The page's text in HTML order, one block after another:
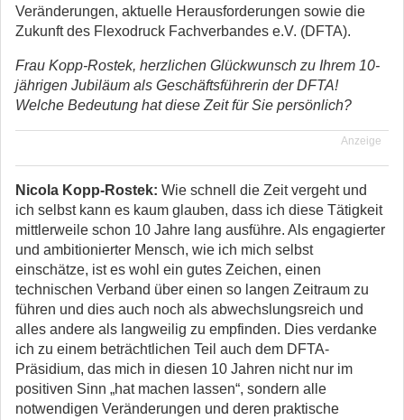
Veränderungen, aktuelle Herausforderungen sowie die
Zukunft des Flexodruck Fachverbandes e.V. (DFTA).
Frau Kopp-Rostek, herzlichen Glückwunsch zu Ihrem 10-
jährigen Jubiläum als Geschäftsführerin der DFTA!
Welche Bedeutung hat diese Zeit für Sie persönlich?
Anzeige
Nicola Kopp-Rostek: Wie schnell die Zeit vergeht und
ich selbst kann es kaum glauben, dass ich diese Tätigkeit
mittlerweile schon 10 Jahre lang ausführe. Als engagierter
und ambitionierter Mensch, wie ich mich selbst
einschätze, ist es wohl ein gutes Zeichen, einen
technischen Verband über einen so langen Zeitraum zu
führen und dies auch noch als abwechslungsreich und
alles andere als langweilig zu empfinden. Dies verdanke
ich zu einem beträchtlichen Teil auch dem DFTA-
Präsidium, das mich in diesen 10 Jahren nicht nur im
positiven Sinn „hat machen lassen“, sondern alle
notwendigen Veränderungen und deren praktische